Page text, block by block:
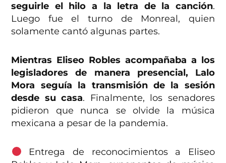
seguirle el hilo a la letra de la canción.
Luego fue el turno de Monreal, quien
solamente cantó algunas partes.
Mientras Eliseo Robles acompañaba a los
legisladores de manera presencial, Lalo
Mora seguía la transmisión de la sesión
desde su casa. Finalmente, los senadores
pidieron que nunca se olvide la música
mexicana a pesar de la pandemia.
Entrega de reconocimientos a Eliseo